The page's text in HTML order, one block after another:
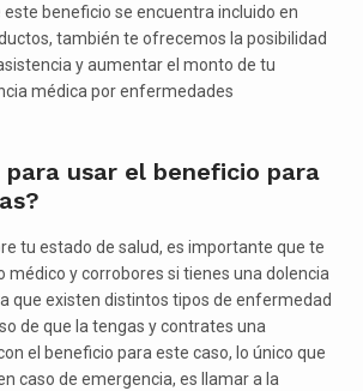
este beneficio se encuentra incluido en
también te ofrecemos la posibilidad
y aumentar el monto de tu
médica por enfermedades
para usar el beneficio para
tu estado de salud, es importante que te
médico y corrobores si tienes una dolencia
que existen distintos tipos de enfermedad
de que la tengas y contrates una
el beneficio para este caso, lo único que
caso de emergencia, es llamar a la